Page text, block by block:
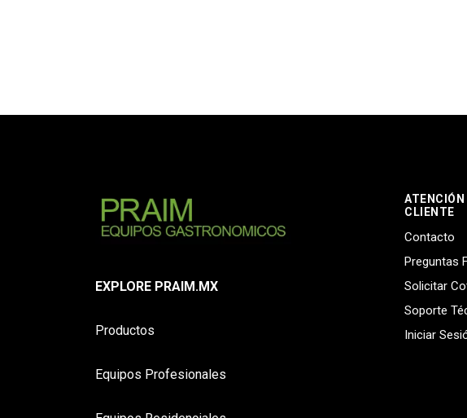
EXPLORE PRAIM.MX
Productos
Equipos Profesionales
ATENCIÓN
CLIENTE
Contacto
Preguntas
Solicitar
Soporte
Iniciar